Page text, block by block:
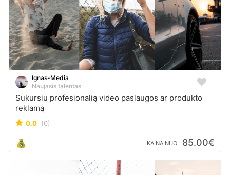
Ignas-Media
Naujasis talentas
Sukursiu profesionalią video paslaugos ar produkto
reklamą
0.0 (0)
KAINA NUO 85.00€